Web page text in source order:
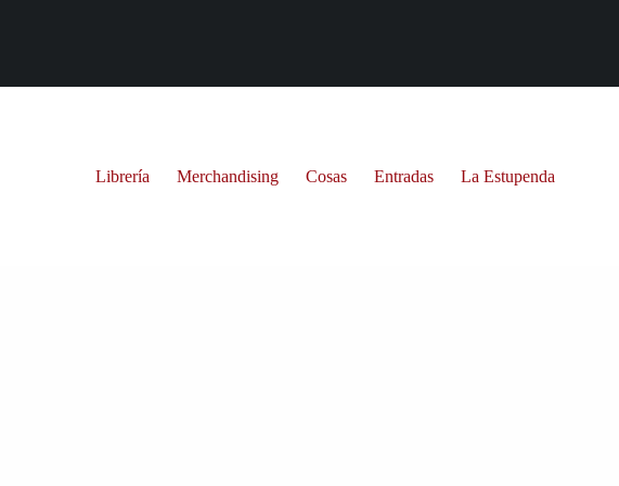
Librería Merchandising Cosas Entradas La Estupenda